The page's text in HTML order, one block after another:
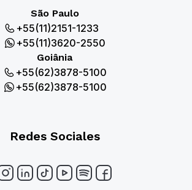
São Paulo
+55(11)2151-1233
+55(11)3620-2550
Goiânia
+55(62)3878-5100
+55(62)3878-5100
Redes Sociales